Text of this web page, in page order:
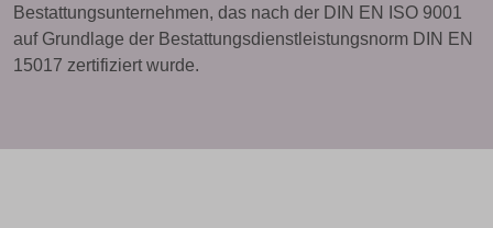
Bestattungsunternehmen, das nach der DIN EN ISO 9001
auf Grundlage der Bestattungsdienstleistungsnorm DIN EN
15017 zertifiziert wurde.